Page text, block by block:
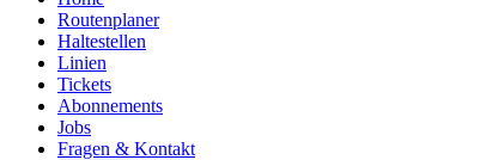
Routenplaner
Haltestellen
Linien
Tickets
Abonnements
Jobs
Fragen & Kontakt